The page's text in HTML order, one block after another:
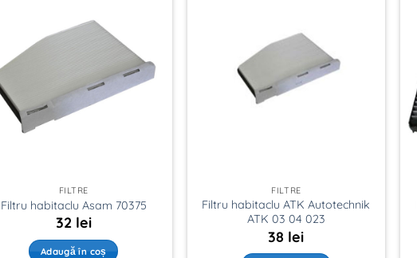
FILTRE
Filtru habitaclu Asam 70375
32 lei
Adaugă în coș
FILTRE
Filtru habitaclu ATK Autotechnik
ATK 03 04 023
38 lei